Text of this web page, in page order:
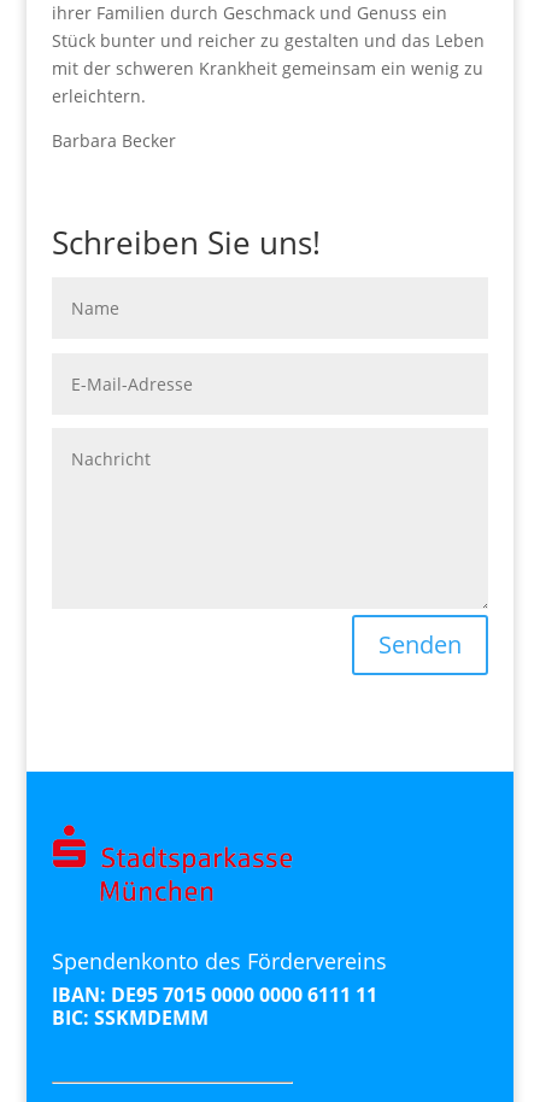
ihrer Familien durch Geschmack und Genuss ein
Stück bunter und reicher zu gestalten und das Leben
mit der schweren Krankheit gemeinsam ein wenig zu
erleichtern.
Barbara Becker
Schreiben Sie uns!
Senden
Spendenkonto des Fördervereins
IBAN: DE95 7015 0000 0000 6111 11
BIC: SSKMDEMM